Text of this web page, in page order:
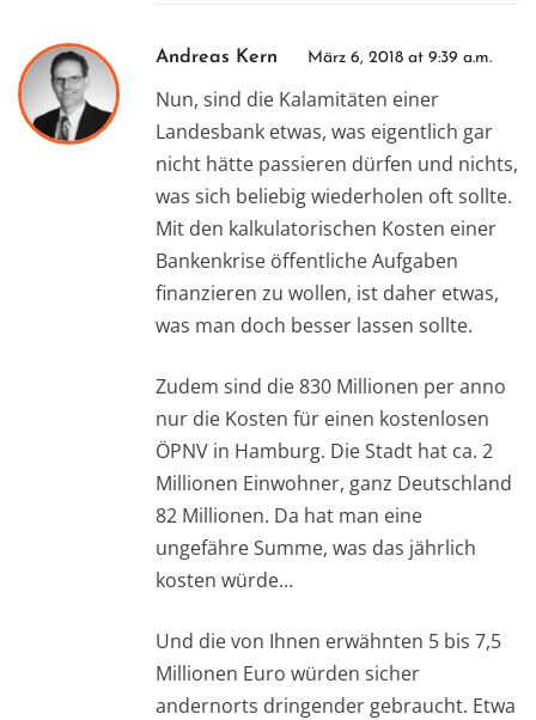
Andreas Kern März 6, 2018 at 9:39 a.m.
Nun, sind die Kalamitäten einer
Landesbank etwas, was eigentlich gar
nicht hätte passieren dürfen und nichts,
was sich beliebig wiederholen oft sollte.
Mit den kalkulatorischen Kosten einer
Bankenkrise öffentliche Aufgaben
finanzieren zu wollen, ist daher etwas,
was man doch besser lassen sollte.
Zudem sind die 830 Millionen per anno
nur die Kosten für einen kostenlosen
ÖPNV in Hamburg. Die Stadt hat ca. 2
Millionen Einwohner, ganz Deutschland
82 Millionen. Da hat man eine
ungefähre Summe, was das jährlich
kosten würde…
Und die von Ihnen erwähnten 5 bis 7,5
Millionen Euro würden sicher
andernorts dringender gebraucht. Etwa